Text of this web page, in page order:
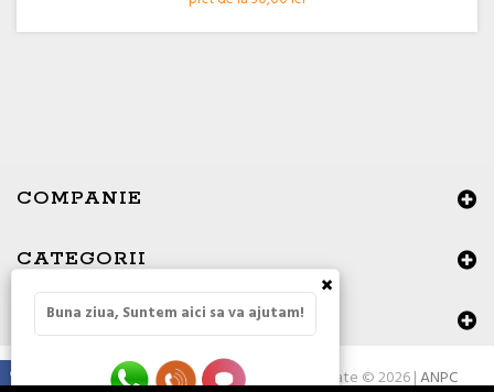
COMPANIE
CATEGORII
DATE DE CONTACT
Toate drepturile rezervate © 2026 |ANPC
×
Buna ziua, Suntem aici sa va ajutam!